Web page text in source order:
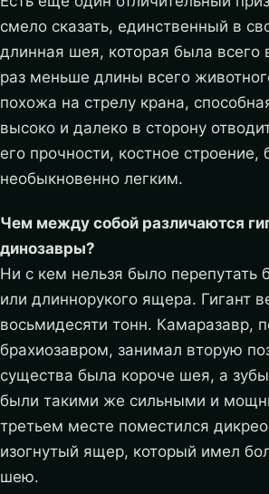
смело сказать, единственный в
длинная шея, которая была всего
раз меньше длины всего
похожа на стрелу крана,
высоко и далеко в сторону
его прочности, костное строение,
необыкновенно легким.
Чем между собой различаются
динозавры?
Ни с кем нельзя было перепутать
или длиннорукого ящера. Гигант
восьмидесяти тонн. Камаразавр,
брахиозавром, занимал вторую
существа была короче шея, а
были такими же сильными и
третьем месте поместился
изогнутый ящер, который имел
шею.